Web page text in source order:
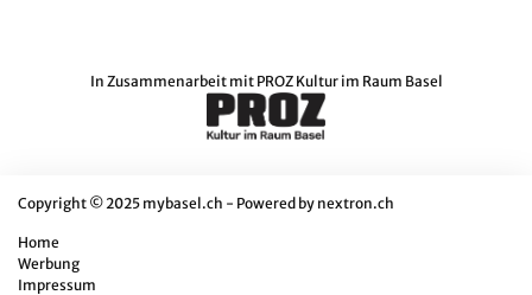
In Zusammenarbeit mit PROZ Kultur im Raum Basel
Copyright © 2025 mybasel.ch - Powered by nextron.ch
Home
Werbung
Impressum